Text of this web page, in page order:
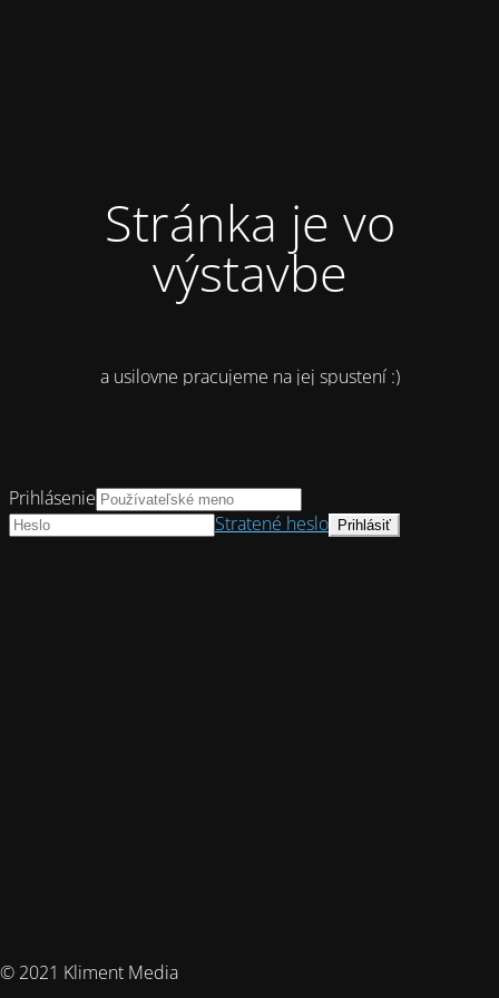
Stránka je vo
výstavbe
a usilovne pracujeme na jej spustení :)
© 2021 Kliment Media
Prihlásenie
Stratené heslo